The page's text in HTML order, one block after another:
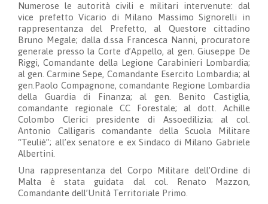
Numerose le autorità civili e militari intervenute: dal
vice prefetto Vicario di Milano Massimo Signorelli in
rappresentanza del Prefetto, al Questore cittadino
Bruno Megale; dalla d.ssa Francesca Nanni, procuratore
generale presso la Corte d’Appello, al gen. Giuseppe De
Riggi, Comandante della Legione Carabinieri Lombardia;
al gen. Carmine Sepe, Comandante Esercito Lombardia; al
gen.Paolo Compagnone, comandante Regione Lombardia
della Guardia di Finanza; al gen. Benito Castiglia,
comandante regionale CC Forestale; al dott. Achille
Colombo Clerici presidente di Assoedilizia; al col.
Antonio Calligaris comandante della Scuola Militare
“Teuliè”; all’ex senatore e ex Sindaco di Milano Gabriele
Albertini.
Una rappresentanza del Corpo Militare dell’Ordine di
Malta è stata guidata dal col. Renato Mazzon,
Comandante dell’Unità Territoriale Primo.